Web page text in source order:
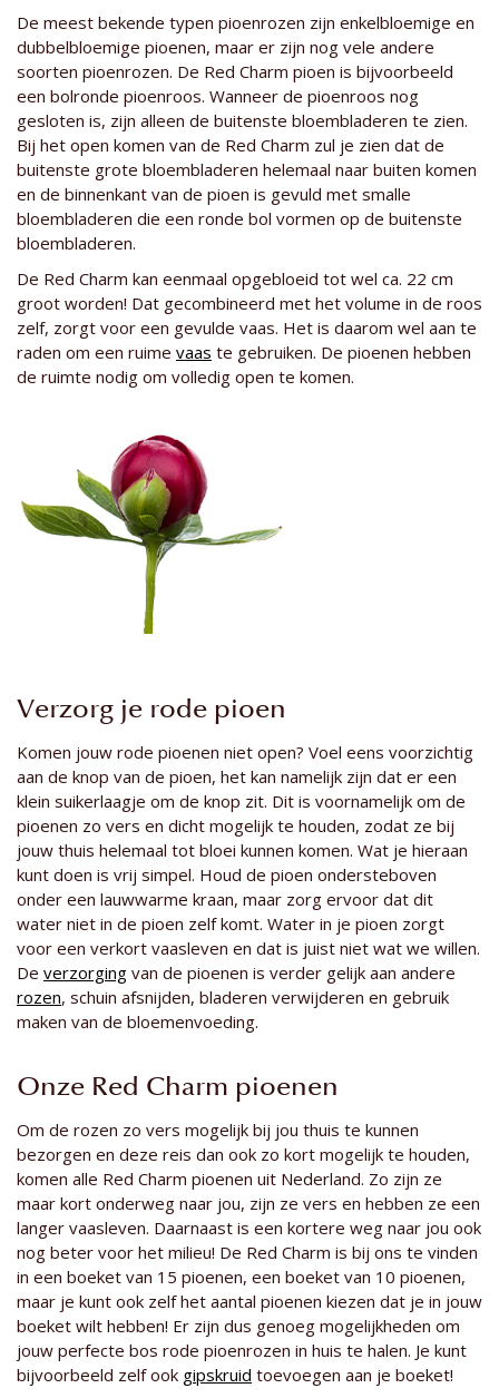
De meest bekende typen pioenrozen zijn enkelbloemige en
dubbelbloemige pioenen, maar er zijn nog vele andere
soorten pioenrozen. De Red Charm pioen is bijvoorbeeld
een bolronde pioenroos. Wanneer de pioenroos nog
gesloten is, zijn alleen de buitenste bloembladeren te zien.
Bij het open komen van de Red Charm zul je zien dat de
buitenste grote bloembladeren helemaal naar buiten komen
en de binnenkant van de pioen is gevuld met smalle
bloembladeren die een ronde bol vormen op de buitenste
bloembladeren.
De Red Charm kan eenmaal opgebloeid tot wel ca. 22 cm
groot worden! Dat gecombineerd met het volume in de roos
zelf, zorgt voor een gevulde vaas. Het is daarom wel aan te
raden om een ruime vaas te gebruiken. De pioenen hebben
de ruimte nodig om volledig open te komen.
Verzorg je rode pioen
Komen jouw rode pioenen niet open? Voel eens voorzichtig
aan de knop van de pioen, het kan namelijk zijn dat er een
klein suikerlaagje om de knop zit. Dit is voornamelijk om de
pioenen zo vers en dicht mogelijk te houden, zodat ze bij
jouw thuis helemaal tot bloei kunnen komen. Wat je hieraan
kunt doen is vrij simpel. Houd de pioen ondersteboven
onder een lauwwarme kraan, maar zorg ervoor dat dit
water niet in de pioen zelf komt. Water in je pioen zorgt
voor een verkort vaasleven en dat is juist niet wat we willen.
De verzorging van de pioenen is verder gelijk aan andere
rozen, schuin afsnijden, bladeren verwijderen en gebruik
maken van de bloemenvoeding.
Onze Red Charm pioenen
Om de rozen zo vers mogelijk bij jou thuis te kunnen
bezorgen en deze reis dan ook zo kort mogelijk te houden,
komen alle Red Charm pioenen uit Nederland. Zo zijn ze
maar kort onderweg naar jou, zijn ze vers en hebben ze een
langer vaasleven. Daarnaast is een kortere weg naar jou ook
nog beter voor het milieu! De Red Charm is bij ons te vinden
in een boeket van 15 pioenen, een boeket van 10 pioenen,
maar je kunt ook zelf het aantal pioenen kiezen dat je in jouw
boeket wilt hebben! Er zijn dus genoeg mogelijkheden om
jouw perfecte bos rode pioenrozen in huis te halen. Je kunt
bijvoorbeeld zelf ook gipskruid toevoegen aan je boeket!